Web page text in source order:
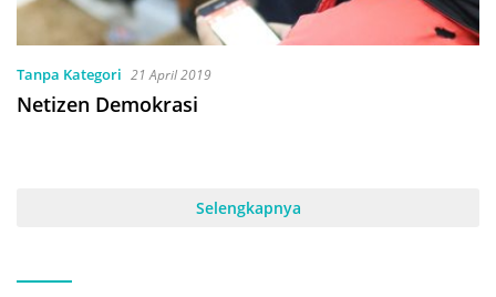
Tanpa Kategori 21 April 2019
Netizen Demokrasi
Selengkapnya